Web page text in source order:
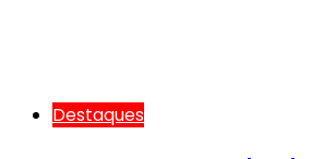
Destaques